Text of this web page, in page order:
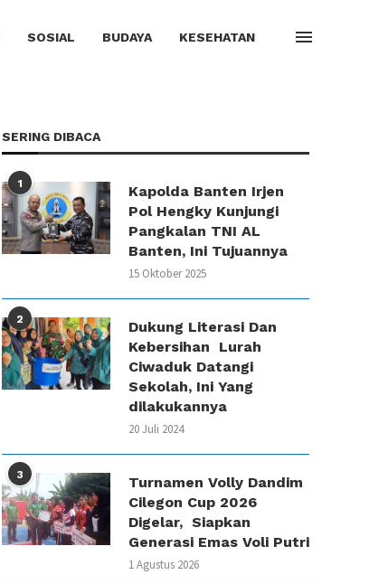
SOSIAL BUDAYA KESEHATAN
SERING DIBACA
1
Kapolda Banten Irjen
Pol Hengky Kunjungi
Pangkalan TNI AL
Banten, Ini Tujuannya
15 Oktober 2025
2
Dukung Literasi Dan
Kebersihan Lurah
Ciwaduk Datangi
Sekolah, Ini Yang
dilakukannya
20 Juli 2024
3
Turnamen Volly Dandim
Cilegon Cup 2026
Digelar, Siapkan
Generasi Emas Voli Putri
1 Agustus 2026